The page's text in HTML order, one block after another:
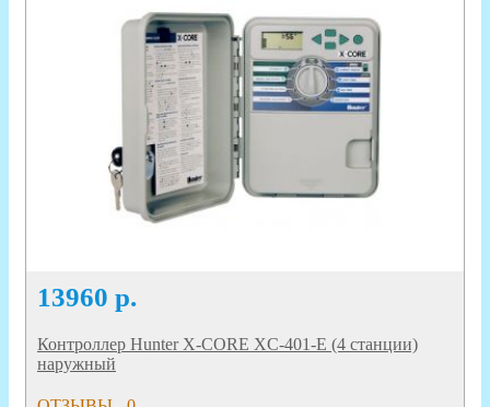
13960 р.
Контроллер Hunter X-CORE XC-401-E (4 станции)
наружный